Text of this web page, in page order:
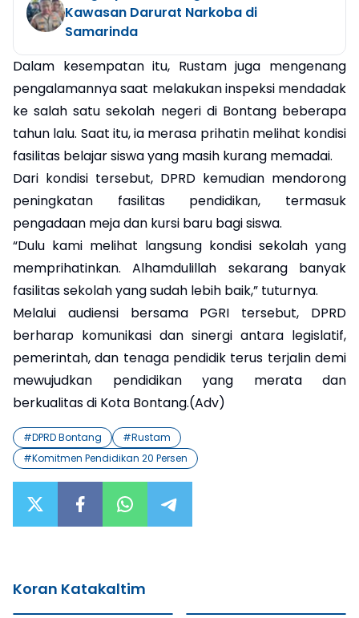
Kawasan Darurat Narkoba di
Samarinda
Dalam kesempatan itu, Rustam juga mengenang
pengalamannya saat melakukan inspeksi mendadak
ke salah satu sekolah negeri di Bontang beberapa
tahun lalu. Saat itu, ia merasa prihatin melihat kondisi
fasilitas belajar siswa yang masih kurang memadai.
Dari kondisi tersebut, DPRD kemudian mendorong
peningkatan fasilitas pendidikan, termasuk
pengadaan meja dan kursi baru bagi siswa.
“Dulu kami melihat langsung kondisi sekolah yang
memprihatinkan. Alhamdulillah sekarang banyak
fasilitas sekolah yang sudah lebih baik,” tuturnya.
Melalui audiensi bersama PGRI tersebut, DPRD
berharap komunikasi dan sinergi antara legislatif,
pemerintah, dan tenaga pendidik terus terjalin demi
mewujudkan pendidikan yang merata dan
berkualitas di Kota Bontang.(Adv)
#DPRD Bontang #Rustam
#Komitmen Pendidikan 20 Persen
Koran Katakaltim